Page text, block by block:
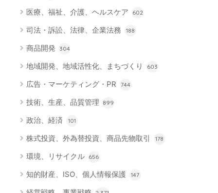
医療、福祉、介護、ヘルスケア 602
司法・訴訟、法律、企業法務 188
商品開発 304
地域開発、地域活性化、まちづくり 603
広告・マーケティング・PR 744
技術、生産、品質管理 899
政治、経済 101
株式投資、外為替投資、商品先物取引 178
環境、リサイクル 656
知的財産、ISO、個人情報保護 147